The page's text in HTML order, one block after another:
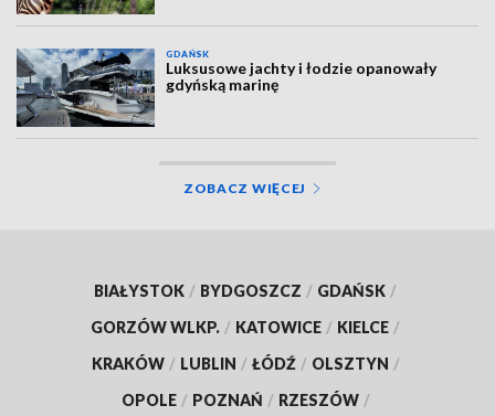
GDAŃSK
Luksusowe jachty i łodzie opanowały
gdyńską marinę
ZOBACZ WIĘCEJ
BIAŁYSTOK / BYDGOSZCZ / GDAŃSK /
GORZÓW WLKP. / KATOWICE / KIELCE /
KRAKÓW / LUBLIN / ŁÓDŹ / OLSZTYN /
OPOLE / POZNAŃ / RZESZÓW /